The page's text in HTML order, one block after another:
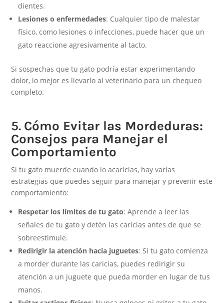
dientes.
Lesiones o enfermedades: Cualquier tipo de malestar
físico, como lesiones o infecciones, puede hacer que un
gato reaccione agresivamente al tacto.
Si sospechas que tu gato podría estar experimentando
dolor, lo mejor es llevarlo al veterinario para un chequeo
completo.
5. Cómo Evitar las Mordeduras:
Consejos para Manejar el
Comportamiento
Si tu gato muerde cuando lo acaricias, hay varias
estrategias que puedes seguir para manejar y prevenir este
comportamiento:
Respetar los límites de tu gato: Aprende a leer las
señales de tu gato y detén las caricias antes de que se
sobreestimule.
Redirigir la atención hacia juguetes: Si tu gato comienza
a morder durante las caricias, puedes redirigir su
atención a un juguete que pueda morder en lugar de tus
manos.